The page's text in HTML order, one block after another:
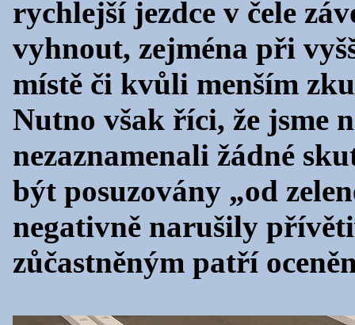
rychlejší jezdce v čele
vyhnout, zejména při
místě či kvůli menším
Nutno však říci, že jsme
nezaznamenali žádné
být posuzovány „od
negativně narušily
zůčastněným patří